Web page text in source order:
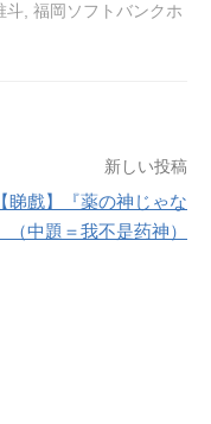
斗, 福岡ソフトバンクホ
新しい投稿
【睇戲】『薬の神じゃな
（中題＝我不是药神）